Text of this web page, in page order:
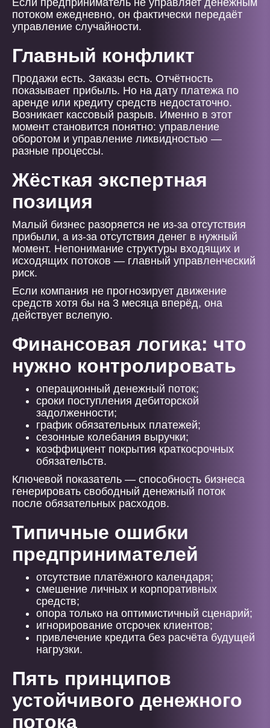
Если предприниматель не управляет денежным
потоком ежедневно, он фактически передаёт
управление случайности.
Главный конфликт
Продажи есть. Заказы есть. Отчётность
показывает прибыль. Но на дату платежа по
аренде или кредиту средств недостаточно.
Возникает кассовый разрыв. Именно в этот
момент становится понятно: управление
оборотом и управление ликвидностью —
разные процессы.
Жёсткая экспертная
позиция
Малый бизнес разоряется не из-за отсутствия
прибыли, а из-за отсутствия денег в нужный
момент. Непонимание структуры входящих и
исходящих потоков — главный управленческий
риск.
Если компания не прогнозирует движение
средств хотя бы на 3 месяца вперёд, она
действует вслепую.
Финансовая логика: что
нужно контролировать
операционный денежный поток;
сроки поступления дебиторской
задолженности;
график обязательных платежей;
сезонные колебания выручки;
коэффициент покрытия краткосрочных
обязательств.
Ключевой показатель — способность бизнеса
генерировать свободный денежный поток
после обязательных расходов.
Типичные ошибки
предпринимателей
отсутствие платёжного календаря;
смешение личных и корпоративных
средств;
опора только на оптимистичный сценарий;
игнорирование отсрочек клиентов;
привлечение кредита без расчёта будущей
нагрузки.
Пять принципов
устойчивого денежного
потока